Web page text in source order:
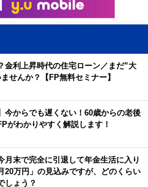
金利上昇時代の住宅ローン／まだ”大
せんか？【FP無料セミナー】
今からでも遅くない！60歳からの老後
がわかりやすく解説します！
月末で完全に引退して年金生活に入り
20万円」の見込みですが、どのくらい
しょう？